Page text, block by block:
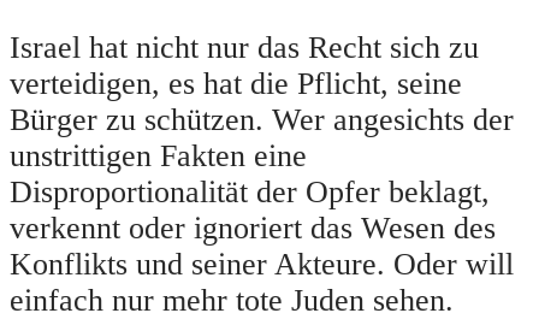
Israel hat nicht nur das Recht sich zu
verteidigen, es hat die Pflicht, seine
Bürger zu schützen. Wer angesichts der
unstrittigen Fakten eine
Disproportionalität der Opfer beklagt,
verkennt oder ignoriert das Wesen des
Konflikts und seiner Akteure. Oder will
einfach nur mehr tote Juden sehen.